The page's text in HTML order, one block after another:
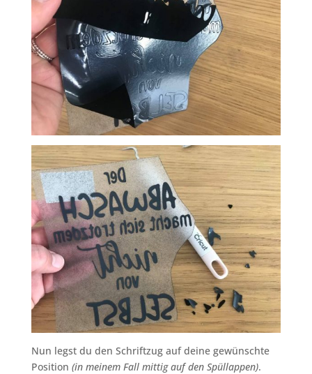
Nun legst du den Schriftzug auf deine gewünschte
Position (in meinem Fall mittig auf den Spüllappen).